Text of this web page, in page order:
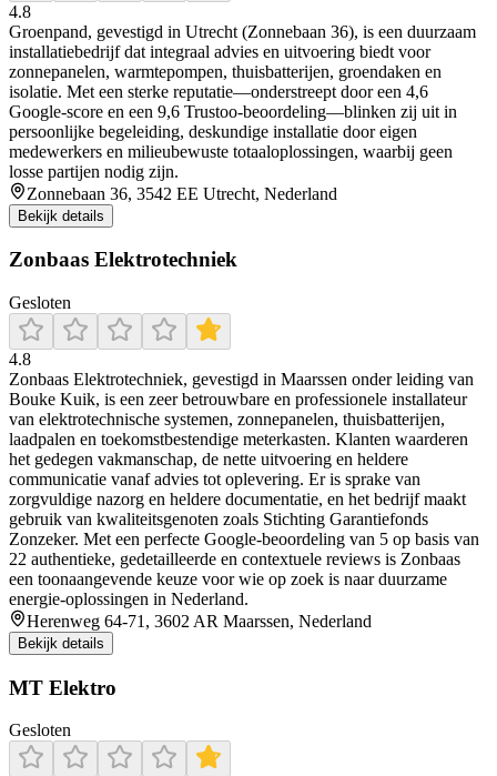
4.8
Groenpand, gevestigd in Utrecht (Zonnebaan 36), is een duurzaam
installatiebedrijf dat integraal advies en uitvoering biedt voor
zonnepanelen, warmtepompen, thuisbatterijen, groendaken en
isolatie. Met een sterke reputatie—onderstreept door een 4,6
Google-score en een 9,6 Trustoo-beoordeling—blinken zij uit in
persoonlijke begeleiding, deskundige installatie door eigen
medewerkers en milieubewuste totaaloplossingen, waarbij geen
losse partijen nodig zijn.
Zonnebaan 36, 3542 EE Utrecht, Nederland
Bekijk details
Zonbaas Elektrotechniek
Gesloten
4.8
Zonbaas Elektrotechniek, gevestigd in Maarssen onder leiding van
Bouke Kuik, is een zeer betrouwbare en professionele installateur
van elektrotechnische systemen, zonnepanelen, thuisbatterijen,
laadpalen en toekomstbestendige meterkasten. Klanten waarderen
het gedegen vakmanschap, de nette uitvoering en heldere
communicatie vanaf advies tot oplevering. Er is sprake van
zorgvuldige nazorg en heldere documentatie, en het bedrijf maakt
gebruik van kwaliteitsgenoten zoals Stichting Garantiefonds
Zonzeker. Met een perfecte Google-beoordeling van 5 op basis van
22 authentieke, gedetailleerde en contextuele reviews is Zonbaas
een toonaangevende keuze voor wie op zoek is naar duurzame
energie-oplossingen in Nederland.
Herenweg 64-71, 3602 AR Maarssen, Nederland
Bekijk details
MT Elektro
Gesloten